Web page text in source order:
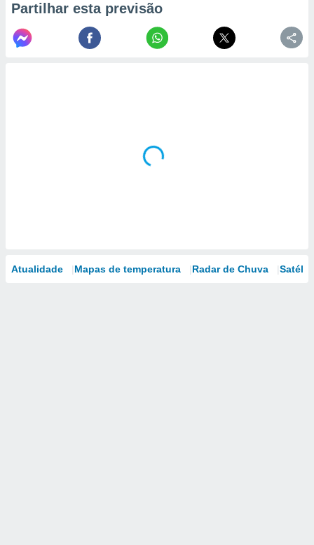
Partilhar esta previsão
Atualidade Mapas de temperatura Radar de Chuva